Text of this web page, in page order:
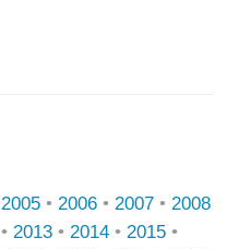
2005 • 2006 • 2007 • 2008
• 2013 • 2014 • 2015 •